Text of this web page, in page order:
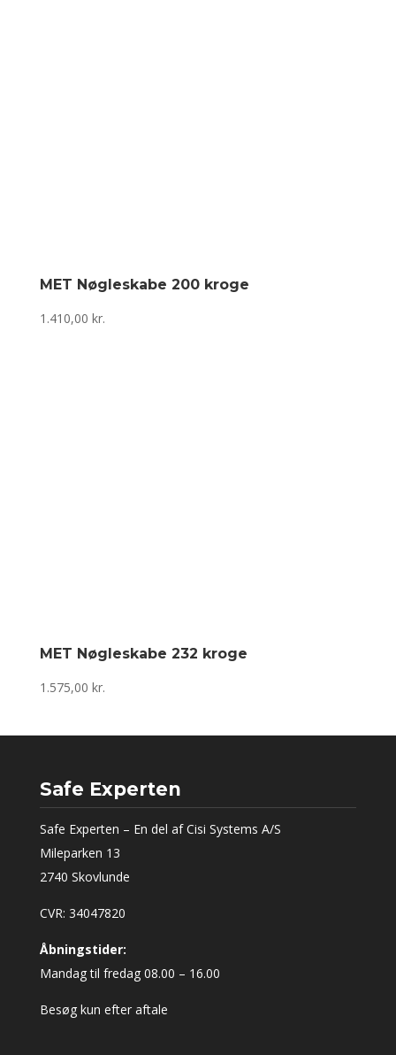
MET Nøgleskabe 200 kroge
1.410,00 kr.
MET Nøgleskabe 232 kroge
1.575,00 kr.
Safe Experten
Safe Experten – En del af Cisi Systems A/S
Mileparken 13
2740 Skovlunde
CVR: 34047820
Åbningstider:
Mandag til fredag 08.00 – 16.00
Besøg kun efter aftale